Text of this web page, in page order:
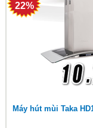
22%
Máy hút mùi Taka